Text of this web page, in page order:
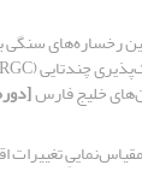
رخساره‌‌‌‌های سنگی
خلیج فارس
تغییرات